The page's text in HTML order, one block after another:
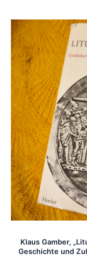
Klaus Gamber,
Geschichte und